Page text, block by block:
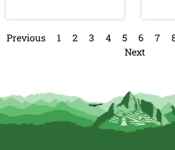
Previous 1 2 3 4 5 6 7
Next